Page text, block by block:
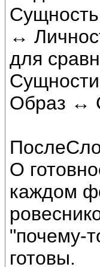
↔
для
Образ ↔
О
каждом
"почему-
готовы.